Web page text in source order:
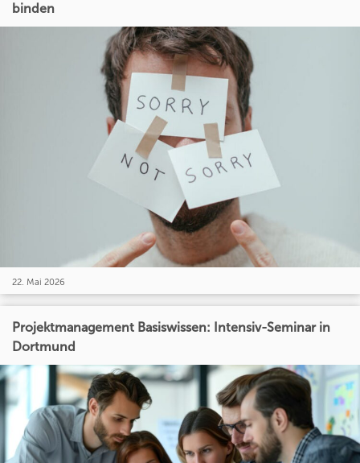
binden
22. Mai 2026
Projektmanagement Basiswissen: Intensiv-Seminar in
Dortmund